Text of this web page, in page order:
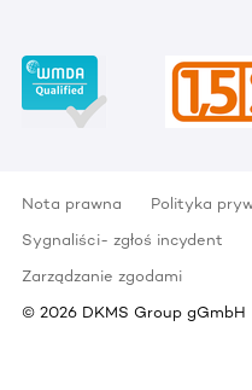
Nota prawna Polityka
Sygnaliści- zgłoś incydent
Zarządzanie zgodami
© 2026 DKMS Group gGmbH